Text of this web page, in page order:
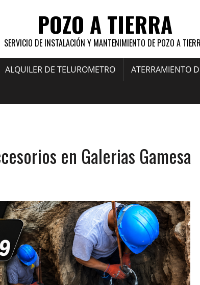
POZO A TIERRA
SERVICIO DE INSTALACIÓN Y MANTENIMIENTO DE POZO A
ALQUILER DE TELUROMETRO ATERRAMIENTO
en Galerias Gamesa